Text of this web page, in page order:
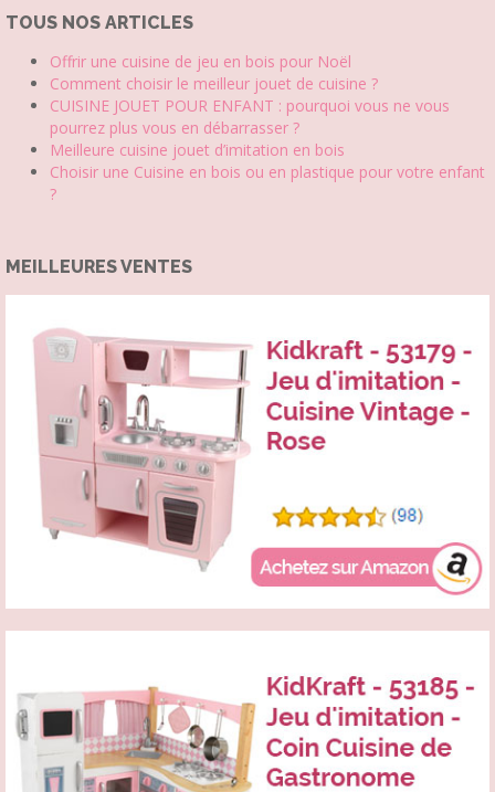
TOUS NOS ARTICLES
Offrir une cuisine de jeu en bois pour Noël
Comment choisir le meilleur jouet de cuisine ?
CUISINE JOUET POUR ENFANT : pourquoi vous ne vous
pourrez plus vous en débarrasser ?
Meilleure cuisine jouet d’imitation en bois
Choisir une Cuisine en bois ou en plastique pour votre enfant
?
MEILLEURES VENTES